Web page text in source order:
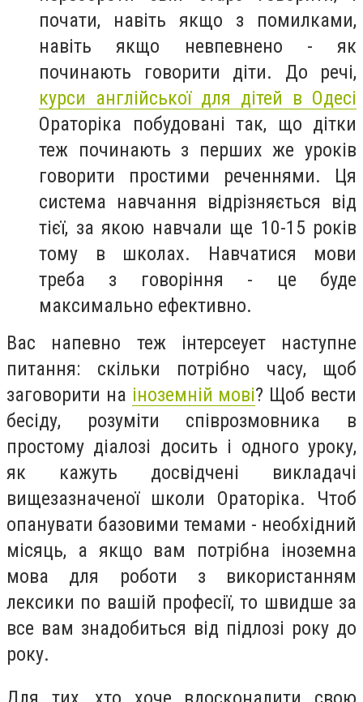
почати, навіть якщо з помилками,
навіть якщо невпевнено - як
починають говорити діти. До речі,
курси англійської для дітей в Одесі
Ораторіка побудовані так, що дітки
теж починають з перших же уроків
говорити простими реченнями. Ця
система навчання відрізняється від
тієї, за якою навчали ще 10-15 років
тому в школах. Навчатися мови
треба з говоріння - це буде
максимально ефективно.
Вас напевно теж інтерсеует наступне
питання: скільки потрібно часу, щоб
заговорити на іноземній мові? Щоб вести
бесіду, розуміти співрозмовника в
простому діалозі досить і одного уроку,
як кажуть досвідчені викладачі
вищезазначеної школи Ораторіка. Чтоб
опанувати базовими темами - необхідний
місяць, а якщо вам потрібна іноземна
мова для роботи з використанням
лексики по вашій професії, то швидше за
все вам знадобиться від підлозі року до
року.